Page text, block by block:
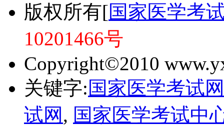
版权所有[国家医学考
10201466号
Copyright©2010
关键字:国家医学考试网
试网 , 国家医学考试中